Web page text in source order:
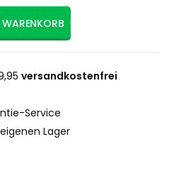
WARENKORB
versandkostenfrei
Service
Lager